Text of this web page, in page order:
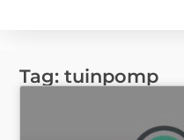
Tag: tuinpomp